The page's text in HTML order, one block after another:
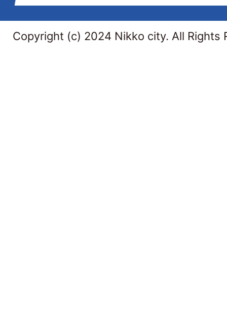
Copyright (c) 2024 Nikko city. All Rights